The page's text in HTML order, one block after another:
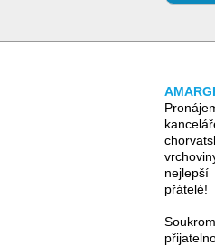
přátelé!